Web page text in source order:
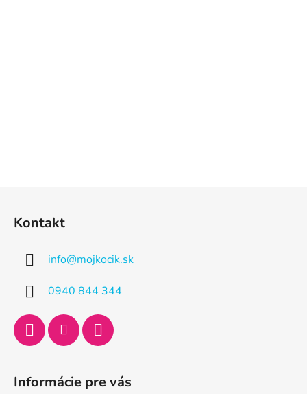
Kontakt
info@mojkocik.sk
0940 844 344
Informácie pre vás